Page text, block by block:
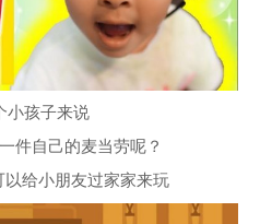
小孩子来说
件自己的麦当劳呢？
给小朋友过家家来玩